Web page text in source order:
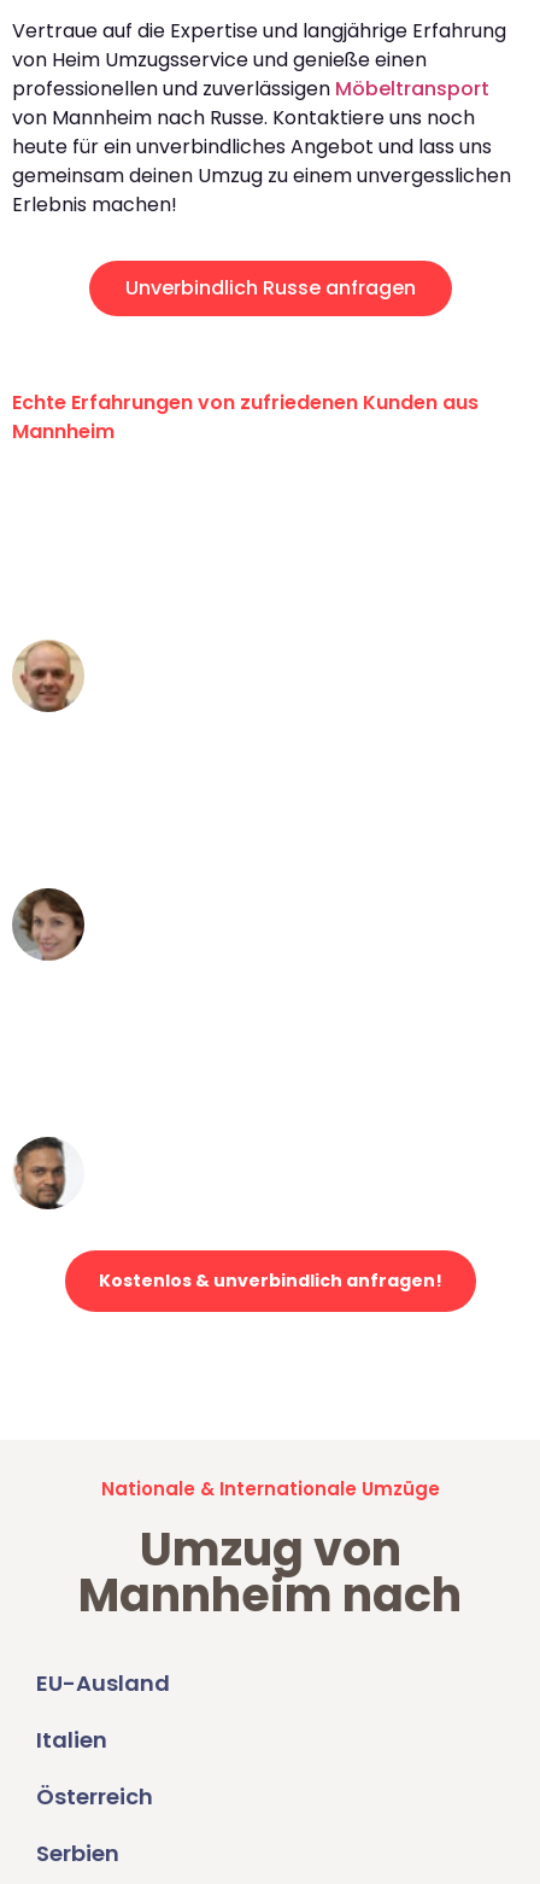
Vertraue auf die Expertise und langjährige Erfahrung
von Heim Umzugsservice und genieße einen
professionellen und zuverlässigen Möbeltransport
von Mannheim nach Russe. Kontaktiere uns noch
heute für ein unverbindliches Angebot und lass uns
gemeinsam deinen Umzug zu einem unvergesslichen
Erlebnis machen!
Unverbindlich Russe anfragen
Echte Erfahrungen von zufriedenen Kunden aus
Mannheim
Kostenlos & unverbindlich anfragen!
Nationale & Internationale Umzüge
Umzug von
Mannheim nach
EU-Ausland
Italien
Österreich
Serbien